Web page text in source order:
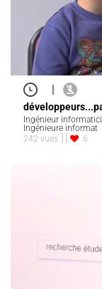
|
Ingénieur
Ingénieure informat
242 vues
6